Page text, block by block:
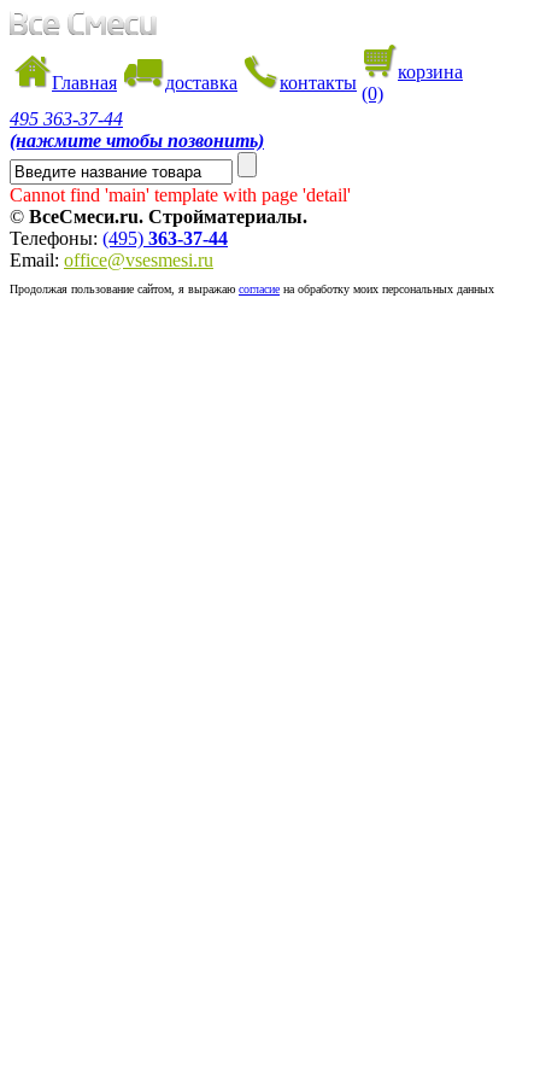
Главная доставка контакты
корзина
(0)
495 363-37-44
(нажмите чтобы позвонить)
Cannot find 'main' template with page 'detail'
© ВсеСмеси.ru. Стройматериалы.
Телефоны: (495) 363-37-44
Email: office@vsesmesi.ru
Продолжая пользование сайтом, я выражаю согласие на обработку моих персональных данных